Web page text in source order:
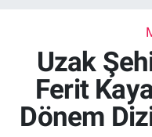
Uzak
Ferit
Dönem
Ekonomi
Güncel
Son Dakika
Haber Arşivi